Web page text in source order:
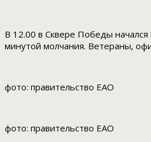
В 12.00 в Сквере Победы
минутой молчания. Ветераны,
фото: правительство ЕАО
фото: правительство ЕАО